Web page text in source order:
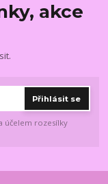
akce
Přihlásit se
účelem rozesílky